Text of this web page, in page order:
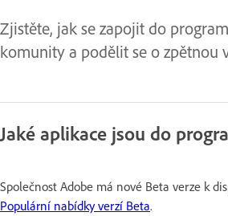
Zjistěte, jak se zapojit do
komunity a podělit se o zpětnou
Jaké aplikace jsou do
Společnost Adobe má nové Beta verze k
Populární nabídky verzí Beta.